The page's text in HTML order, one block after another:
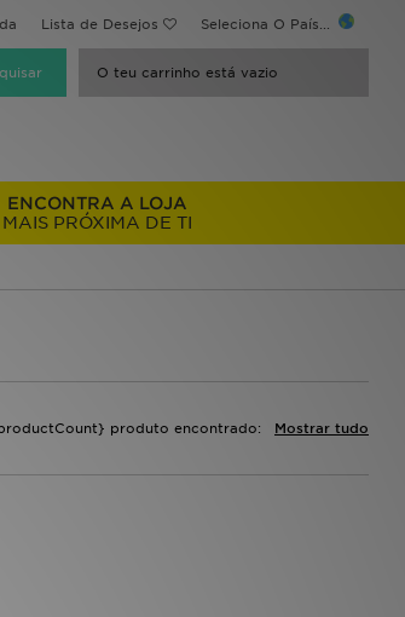
Lista de Desejos Seleciona O País...
O teu carrinho está vazio
ENCONTRA A LOJA
MAIS PRÓXIMA DE TI
Mostrar tudo
produto encontrado: